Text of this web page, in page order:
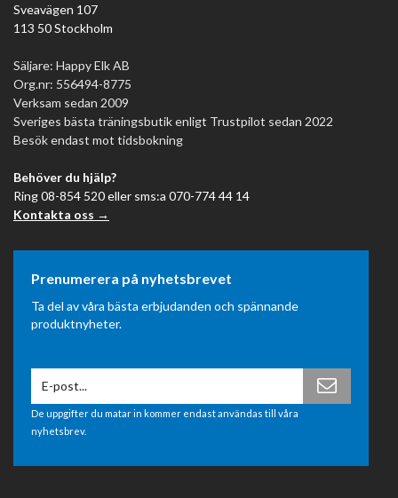
Sveavägen 107
113 50 Stockholm
Säljare: Happy Elk AB
Org.nr: 556494-8775
Verksam sedan 2009
Sveriges bästa träningsbutik enligt Trustpilot sedan 2022
Besök endast mot tidsbokning
Behöver du hjälp?
Ring 08-854 520 eller sms:a 070-774 44 14
Kontakta oss →
Prenumerera på nyhetsbrevet
Ta del av våra bästa erbjudanden och spännande
produktnyheter.
De uppgifter du matar in kommer endast användas till våra
nyhetsbrev.